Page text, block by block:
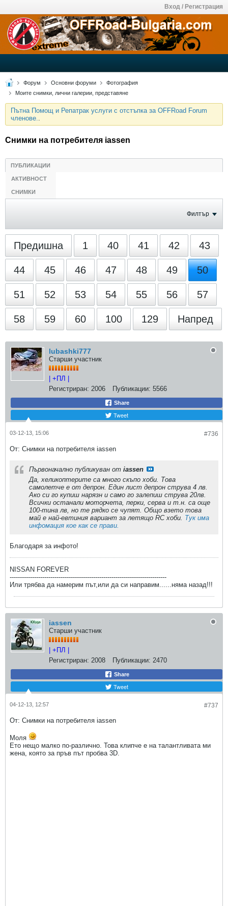
Вход / Регистрация
Форум Основни форуми
Фотография
Моите снимки, лични галерии, представяне
Пътна Помощ и Репатрак услуги с отстъпка за OFFRoad Forum
членове..
Снимки на потребителя iassen
ПУБЛИКАЦИИ
АКТИВНОСТ
СНИМКИ
Филтър
Предишна 1 40 41 42 43
44 45 46 47 48 49 50
51 52 53 54 55 56 57
58 59 60 100 129 Напред
lubashki777
Старши участник
| +ПЛ |
Регистриран: 2006 Публикации: 5566
Share
Tweet
#736
03-12-13, 15:06
От: Снимки на потребителя iassen
Първоначално публикуван от iassen
Да, хеликоптерите са много скъпо хоби. Това
самолетче е от депрон. Един лист депрон струва 4 лв.
Ако си го купиш нарязн и само го залепиш струва 20лв.
Всички останали моторчета, перки, серва и т.н. са още
100-тина лв, но те рядко се чупят. Общо взето това
май е най-евтиния вариант за летящо RC хоби. Тук има
инфомация кое как се прави.
Благодаря за инфото!
NISSAN FOREVER
-----------------------------------------------------------------------------
Или трябва да намерим път,или да си направим......няма назад!!!
iassen
Старши участник
| +ПЛ |
Регистриран: 2008 Публикации: 2470
Share
Tweet
#737
04-12-13, 12:57
От: Снимки на потребителя iassen
Моля
Ето нещо малко по-различно. Това клипче е на талантливата ми
жена, която за пръв път пробва 3D.